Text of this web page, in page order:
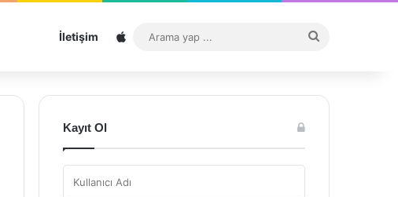
İletişim Sitemap
...
Kayıt Ol